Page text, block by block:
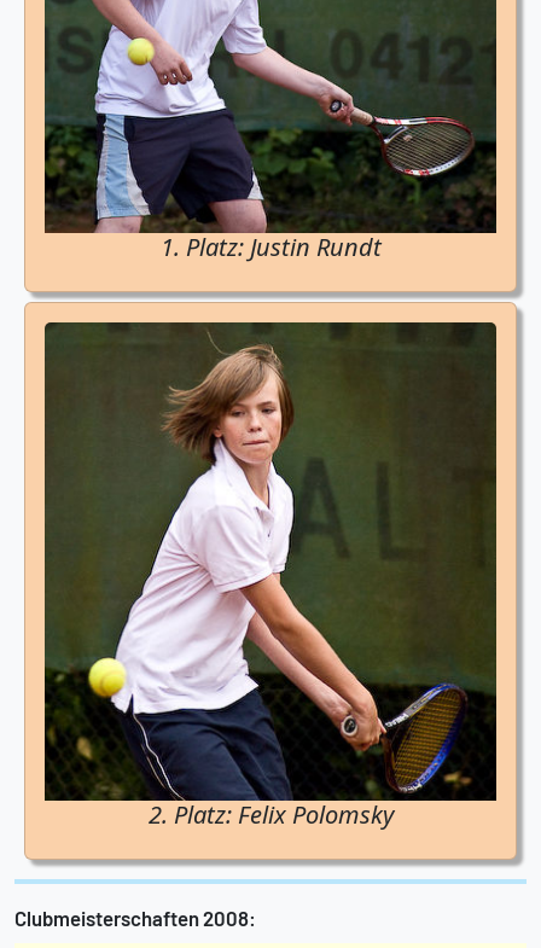
1. Platz: Justin Rundt
2. Platz: Felix Polomsky
Clubmeisterschaften 2008: